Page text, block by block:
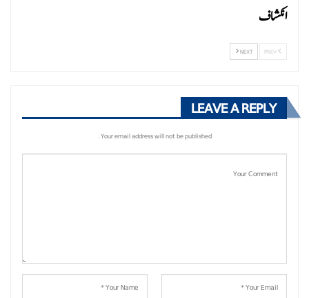
انکشاف
NEXT
LEAVE A REPLY
Your email address will not be published.